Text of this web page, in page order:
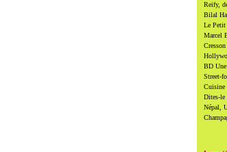
Reify,
Bilal
Le Petit
Marcel
BD Une
Street-
Cuisine
Dites-le
Népal,